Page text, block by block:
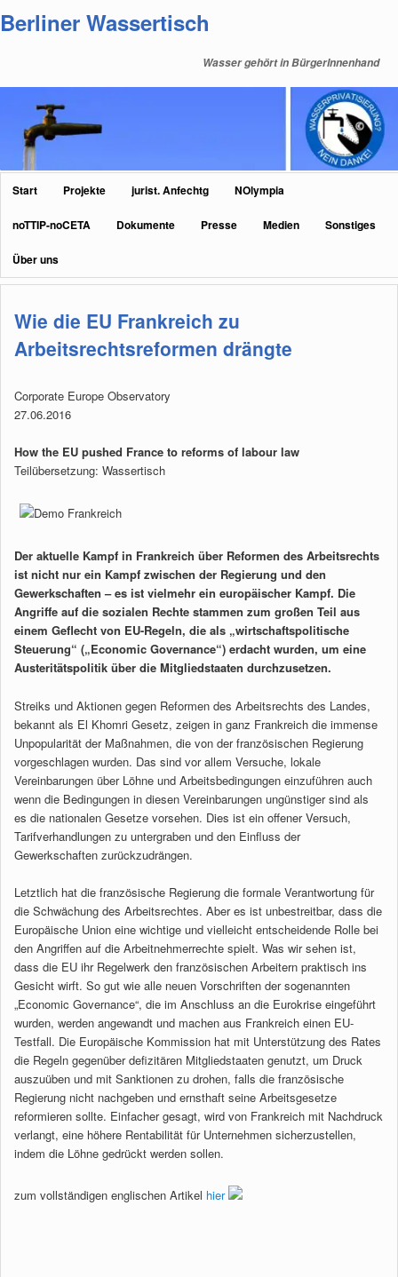
primären
sekundären
Berliner Wassertisch
Wasser gehört in BürgerInnenhand
Hauptmenü
Start Projekte jurist. Anfechtg NOlympia
noTTIP-noCETA Dokumente Presse Medien Sonstiges
Über uns
Wie die EU Frankreich zu
Arbeitsrechtsreformen drängte
Corporate Europe Observatory
27.06.2016
How the EU pushed France to reforms of labour law
Teilübersetzung: Wassertisch
Der aktuelle Kampf in Frankreich über Reformen des Arbeitsrechts
ist nicht nur ein Kampf zwischen der Regierung und den
Gewerkschaften – es ist vielmehr ein europäischer Kampf. Die
Angriffe auf die sozialen Rechte stammen zum großen Teil aus
einem Geflecht von EU-Regeln, die als „wirtschaftspolitische
Steuerung“ („Economic Governance“) erdacht wurden, um eine
Austeritätspolitik über die Mitgliedstaaten durchzusetzen.
Streiks und Aktionen gegen Reformen des Arbeitsrechts des Landes,
bekannt als El Khomri Gesetz, zeigen in ganz Frankreich die immense
Unpopularität der Maßnahmen, die von der französischen Regierung
vorgeschlagen wurden. Das sind vor allem Versuche, lokale
Vereinbarungen über Löhne und Arbeitsbedingungen einzuführen auch
wenn die Bedingungen in diesen Vereinbarungen ungünstiger sind als
es die nationalen Gesetze vorsehen. Dies ist ein offener Versuch,
Tarifverhandlungen zu untergraben und den Einfluss der
Gewerkschaften zurückzudrängen.
Letztlich hat die französische Regierung die formale Verantwortung für
die Schwächung des Arbeitsrechtes. Aber es ist unbestreitbar, dass die
Europäische Union eine wichtige und vielleicht entscheidende Rolle bei
den Angriffen auf die Arbeitnehmerrechte spielt. Was wir sehen ist,
dass die EU ihr Regelwerk den französischen Arbeitern praktisch ins
Gesicht wirft. So gut wie alle neuen Vorschriften der sogenannten
„Economic Governance“, die im Anschluss an die Eurokrise eingeführt
wurden, werden angewandt und machen aus Frankreich einen EU-
Testfall. Die Europäische Kommission hat mit Unterstützung des Rates
die Regeln gegenüber defizitären Mitgliedstaaten genutzt, um Druck
auszuüben und mit Sanktionen zu drohen, falls die französische
Regierung nicht nachgeben und ernsthaft seine Arbeitsgesetze
reformieren sollte. Einfacher gesagt, wird von Frankreich mit Nachdruck
verlangt, eine höhere Rentabilität für Unternehmen sicherzustellen,
indem die Löhne gedrückt werden sollen.
zum vollständigen englischen Artikel hier